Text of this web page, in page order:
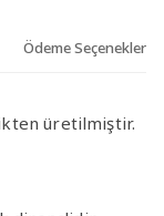
Ödeme Seçenekleri
üretilmiştir.